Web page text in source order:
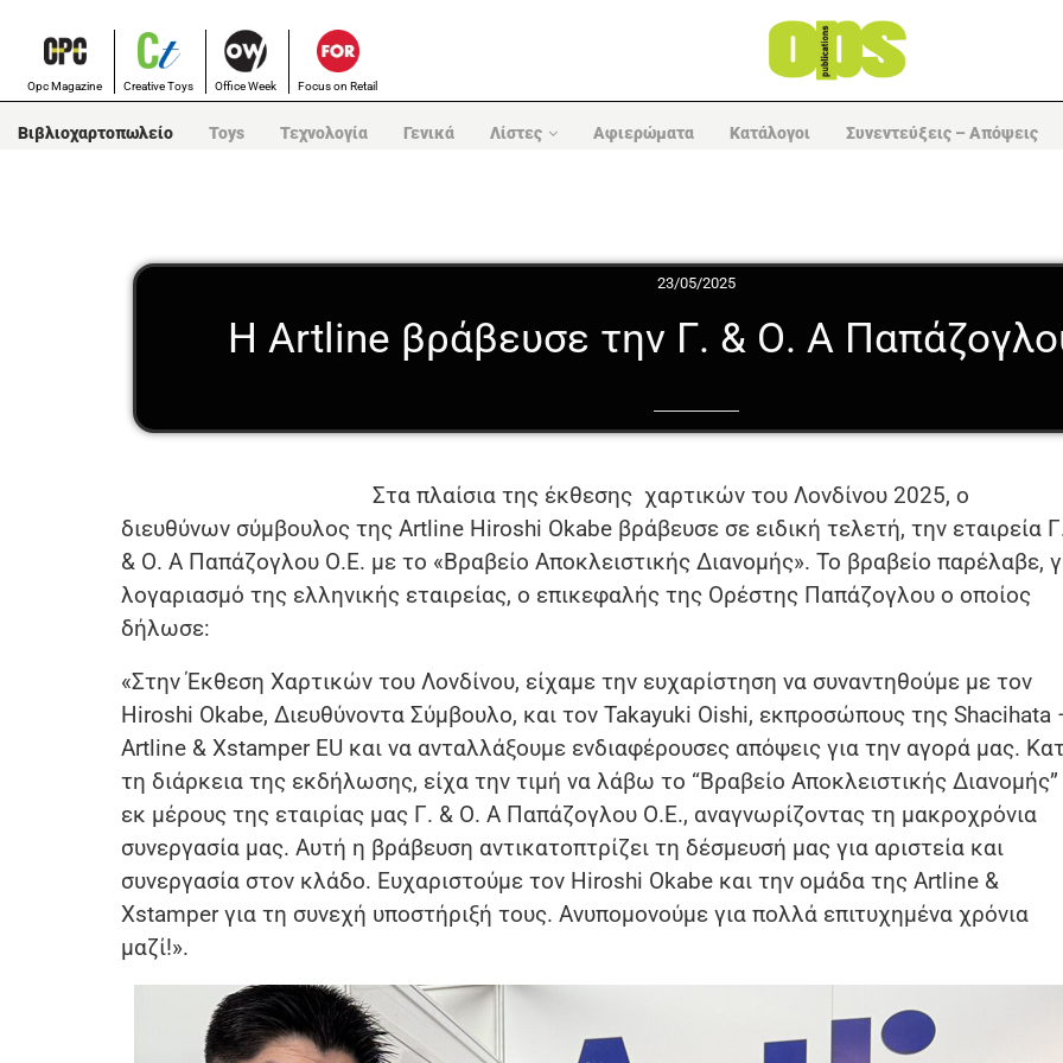
Opc Magazine Creative Toys Office Week Focus on Retail
Βιβλιοχαρτοπωλείο Toys Τεχνολογία Γενικά Λίστες Αφιερώματα Κατάλογοι Συνεντεύξεις – Απόψεις
23/05/2025
Η Artline βράβευσε την Γ. & Ο. Α
Στα πλαίσια της έκθεσης χαρτικών του Λονδίνου 2025, ο
διευθύνων σύμβουλος της Artline Hiroshi Okabe βράβευσε σε ειδική τελετή, την εταιρεία
& Ο. Α Παπάζογλου Ο.Ε. με το «Βραβείο Αποκλειστικής Διανομής». Το βραβείο παρέλαβε,
λογαριασμό της ελληνικής εταιρείας, ο επικεφαλής της Ορέστης Παπάζογλου ο οποίος
δήλωσε:
«Στην Έκθεση Χαρτικών του Λονδίνου, είχαμε την ευχαρίστηση να συναντηθούμε με τον
Hiroshi Okabe, Διευθύνοντα Σύμβουλο, και τον Takayuki Oishi, εκπροσώπους της Shacihata
Artline & Xstamper EU και να ανταλλάξουμε ενδιαφέρουσες απόψεις για την αγορά μας.
τη διάρκεια της εκδήλωσης, είχα την τιμή να λάβω το “Βραβείο Αποκλειστικής Διανομής”
εκ μέρους της εταιρίας μας Γ. & Ο. Α Παπάζογλου Ο.Ε., αναγνωρίζοντας τη μακροχρόνια
συνεργασία μας. Αυτή η βράβευση αντικατοπτρίζει τη δέσμευσή μας για αριστεία και
συνεργασία στον κλάδο. Ευχαριστούμε τον Hiroshi Okabe και την ομάδα της Artline &
Xstamper για τη συνεχή υποστήριξή τους. Ανυπομονούμε για πολλά επιτυχημένα χρόνια
μαζί!».